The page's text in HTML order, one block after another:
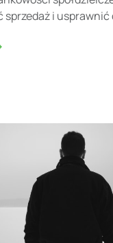
sprzedaż i usprawnić